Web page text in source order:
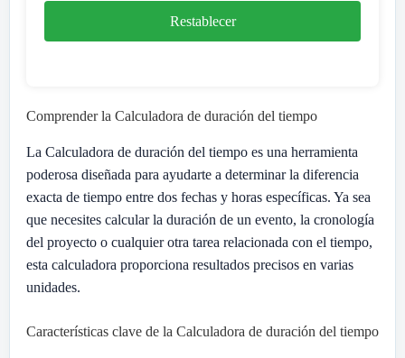
Restablecer
Comprender la Calculadora de duración del tiempo
La Calculadora de duración del tiempo es una herramienta
poderosa diseñada para ayudarte a determinar la diferencia
exacta de tiempo entre dos fechas y horas específicas. Ya sea
que necesites calcular la duración de un evento, la cronología
del proyecto o cualquier otra tarea relacionada con el tiempo,
esta calculadora proporciona resultados precisos en varias
unidades.
Características clave de la Calculadora de duración del tiempo